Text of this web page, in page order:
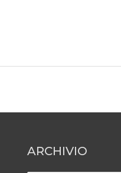
ARCHIVIO
ARCHIVIO